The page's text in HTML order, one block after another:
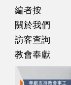
編者按
關於我們
訪客查詢
教會奉獻